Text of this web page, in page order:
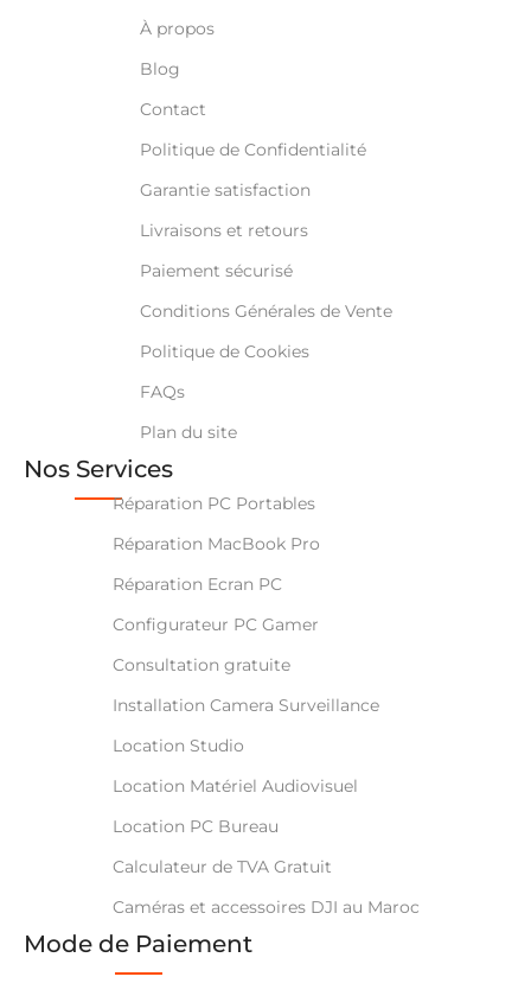
À propos
Blog
Contact
Politique de Confidentialité
Garantie satisfaction
Livraisons et retours
Paiement sécurisé
Conditions Générales de Vente
Politique de Cookies
FAQs
Plan du site
Nos Services
Réparation PC Portables
Réparation MacBook Pro
Réparation Ecran PC
Configurateur PC Gamer
Consultation gratuite
Installation Camera Surveillance
Location Studio
Location Matériel Audiovisuel
Location PC Bureau
Calculateur de TVA Gratuit
Caméras et accessoires DJI au Maroc
Mode de Paiement